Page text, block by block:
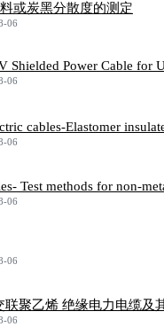
或炭黑分散度的测定
06
Power Cable for
06
cables-Elastomer
06
Test methods for non-
06
06
聚乙烯 绝缘电力电缆及
06